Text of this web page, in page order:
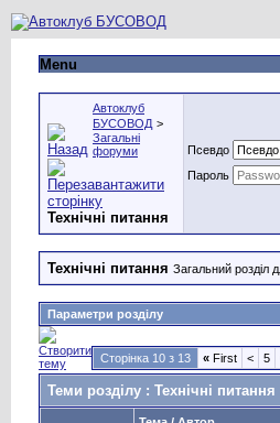
Menu
Автоклуб
БУСОВОД >
Загальні
форуми
Технічні питання
Псевдо
Пароль
Технічні питання Загальний розділ
Параметри розділу
Сторінка 10 з 13 « First < 5
Теми розділу : Технічні питання